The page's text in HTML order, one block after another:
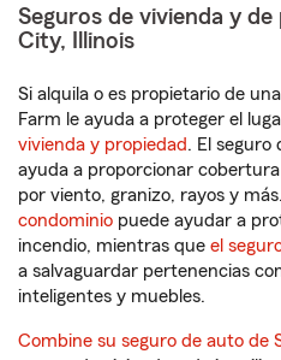
Seguros de vivienda y
City, Illinois
Si alquila o es propietario de
Farm le ayuda a proteger el
vivienda y propiedad. El seguro
ayuda a proporcionar
por viento, granizo, rayos y más.
condominio puede ayudar a
incendio, mientras que el
a salvaguardar pertenencias
inteligentes y muebles.
Combine su seguro de auto de